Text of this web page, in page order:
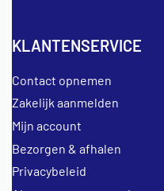
KLANTENSERVICE
Contact opnemen
Zakelijk aanmelden
Mijn account
Bezorgen & afhalen
Privacybeleid